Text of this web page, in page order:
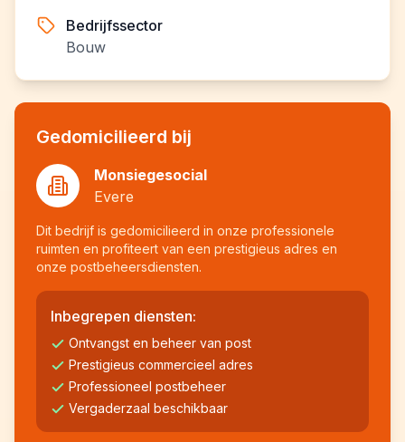
Bedrijfssector
Bouw
Gedomicilieerd bij
Monsiegesocial
Evere
Dit bedrijf is gedomicilieerd in onze professionele
ruimten en profiteert van een prestigieus adres en
onze postbeheersdiensten.
Inbegrepen diensten:
Ontvangst en beheer van post
Prestigieus commercieel adres
Professioneel postbeheer
Vergaderzaal beschikbaar